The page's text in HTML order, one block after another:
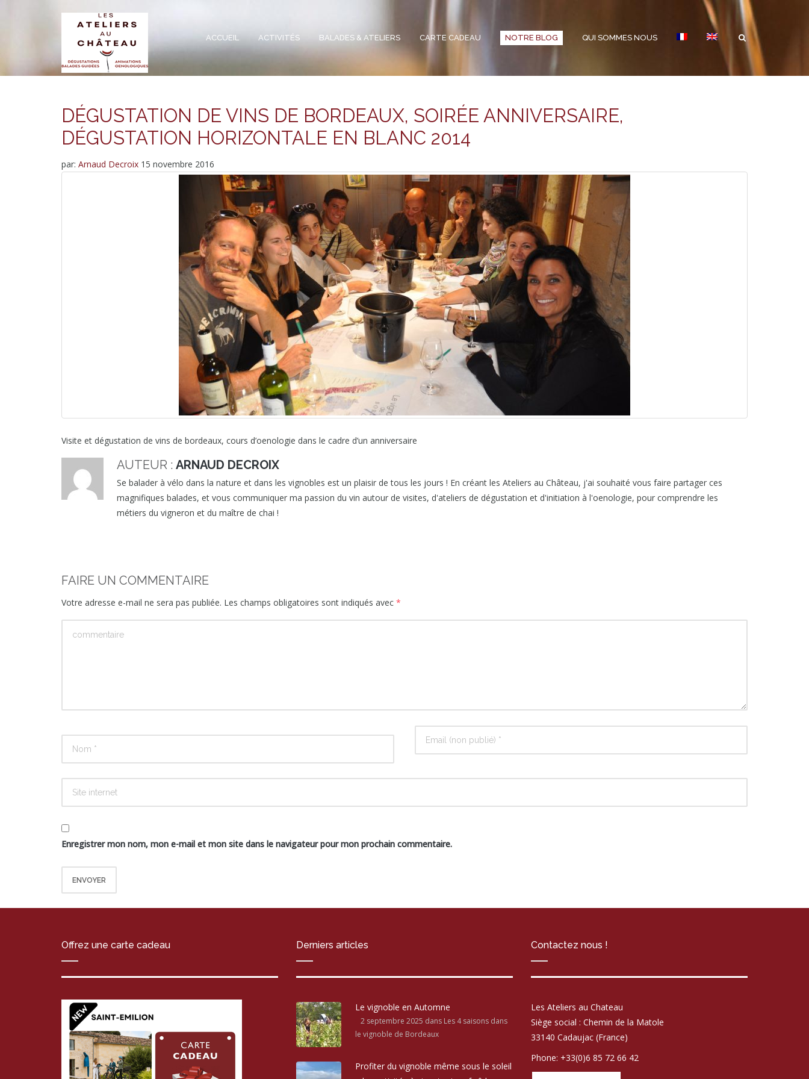
ACCUEIL ACTIVITÉS BALADES & ATELIERS CARTE CADEAU NOTRE BLOG QUI SOMMES NOUS
DÉGUSTATION DE VINS DE BORDEAUX, SOIRÉE ANNIVERSAIRE,
DÉGUSTATION HORIZONTALE EN BLANC 2014
par: Arnaud Decroix 15 novembre 2016
Visite et dégustation de vins de bordeaux, cours d’oenologie dans le cadre d’un anniversaire
AUTEUR : ARNAUD DECROIX
Se balader à vélo dans la nature et dans les vignobles est un plaisir de tous les jours ! En créant les Ateliers au Château, j'ai souhaité vous faire partager ces
magnifiques balades, et vous communiquer ma passion du vin autour de visites, d'ateliers de dégustation et d'initiation à l'oenologie, pour comprendre les
métiers du vigneron et du maître de chai !
FAIRE UN COMMENTAIRE
Votre adresse e-mail ne sera pas publiée. Les champs obligatoires sont indiqués avec *
Enregistrer mon nom, mon e-mail et mon site dans le navigateur pour mon prochain commentaire.
Offrez une carte cadeau Derniers articles
Le vignoble en Automne
2 septembre 2025 dans Les 4 saisons dans
le vignoble de Bordeaux
Profiter du vignoble même sous le soleil
Contactez nous !
Les Ateliers au Chateau
Siège social : Chemin de la Matole
33140 Cadaujac (France)
Phone: +33(0)6 85 72 66 42